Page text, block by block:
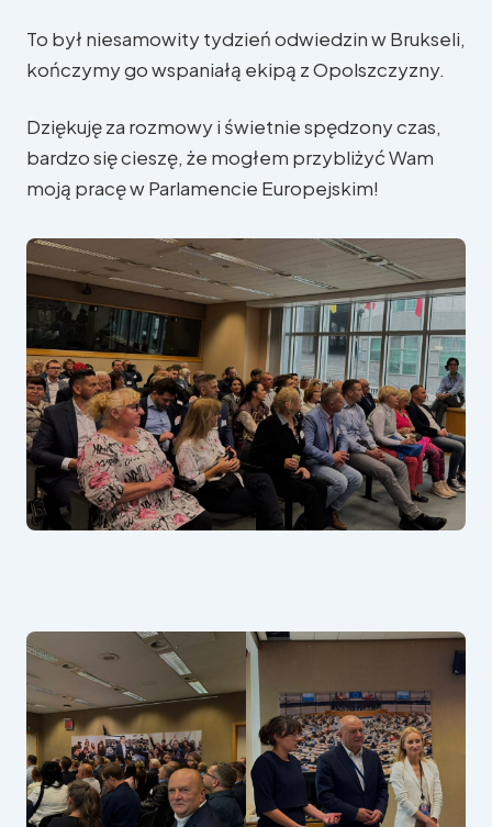
W Parlamencie Europejskim
To był niesamowity tydzień odwiedzin w Brukseli,
kończymy go wspaniałą ekipą z Opolszczyzny.
Dziękuję za rozmowy i świetnie spędzony czas,
bardzo się cieszę, że mogłem przybliżyć Wam
moją pracę w Parlamencie Europejskim!